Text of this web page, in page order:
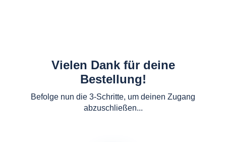
Vielen Dank für deine
Bestellung!
Befolge nun die 3-Schritte, um deinen Zugang
abzuschließen...